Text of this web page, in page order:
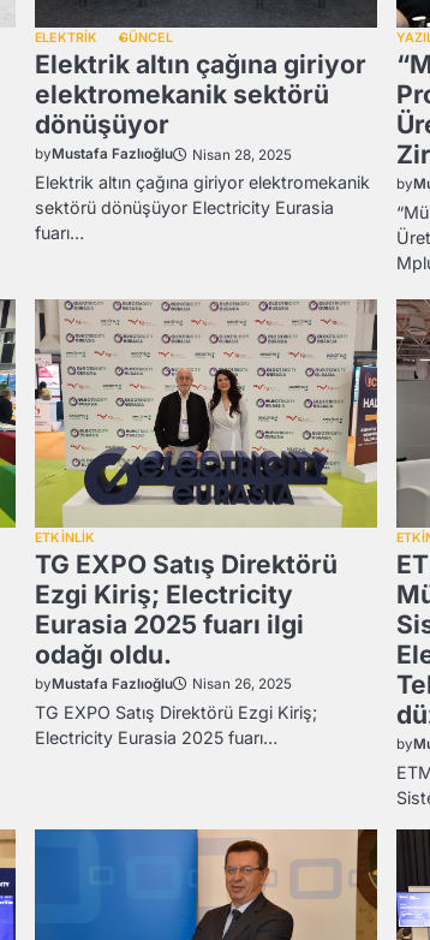
ELEKTRİK GÜNCEL
Elektrik altın çağına giriyor
elektromekanik sektörü
dönüşüyor
byMustafa Fazlıoğlu Nisan 28, 2025
Elektrik altın çağına giriyor elektromekanik
sektörü dönüşüyor Electricity Eurasia
fuarı…
by
ETKİNLİK
TG EXPO Satış Direktörü
Ezgi Kiriş; Electricity
Eurasia 2025 fuarı ilgi
odağı oldu.
byMustafa Fazlıoğlu Nisan 26, 2025
TG EXPO Satış Direktörü Ezgi Kiriş;
Electricity Eurasia 2025 fuarı…
by